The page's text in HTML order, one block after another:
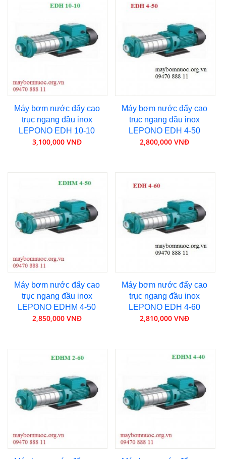
Máy bơm nước đẩy cao
trục ngang đầu inox
LEPONO EDH 10-10
3,100,000 VNĐ
Máy bơm nước đẩy cao
trục ngang đầu inox
LEPONO EDH 4-50
2,800,000 VNĐ
Máy bơm nước đẩy cao
trục ngang đầu inox
LEPONO EDHM 4-50
2,850,000 VNĐ
Máy bơm nước đẩy cao
trục ngang đầu inox
LEPONO EDH 4-60
2,810,000 VNĐ